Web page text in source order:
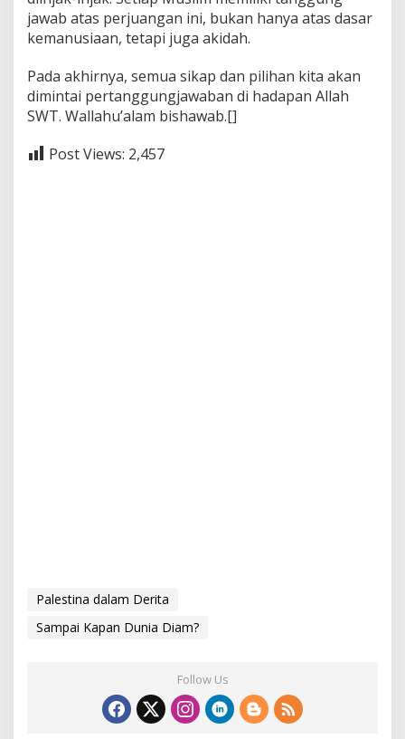
jawab atas perjuangan ini, bukan hanya atas dasar
kemanusiaan, tetapi juga akidah.
Pada akhirnya, semua sikap dan pilihan kita akan
dimintai pertanggungjawaban di hadapan Allah
SWT. Wallahu’alam bishawab.[]
Post Views: 2,457
Palestina dalam Derita
Sampai Kapan Dunia Diam?
Follow Us